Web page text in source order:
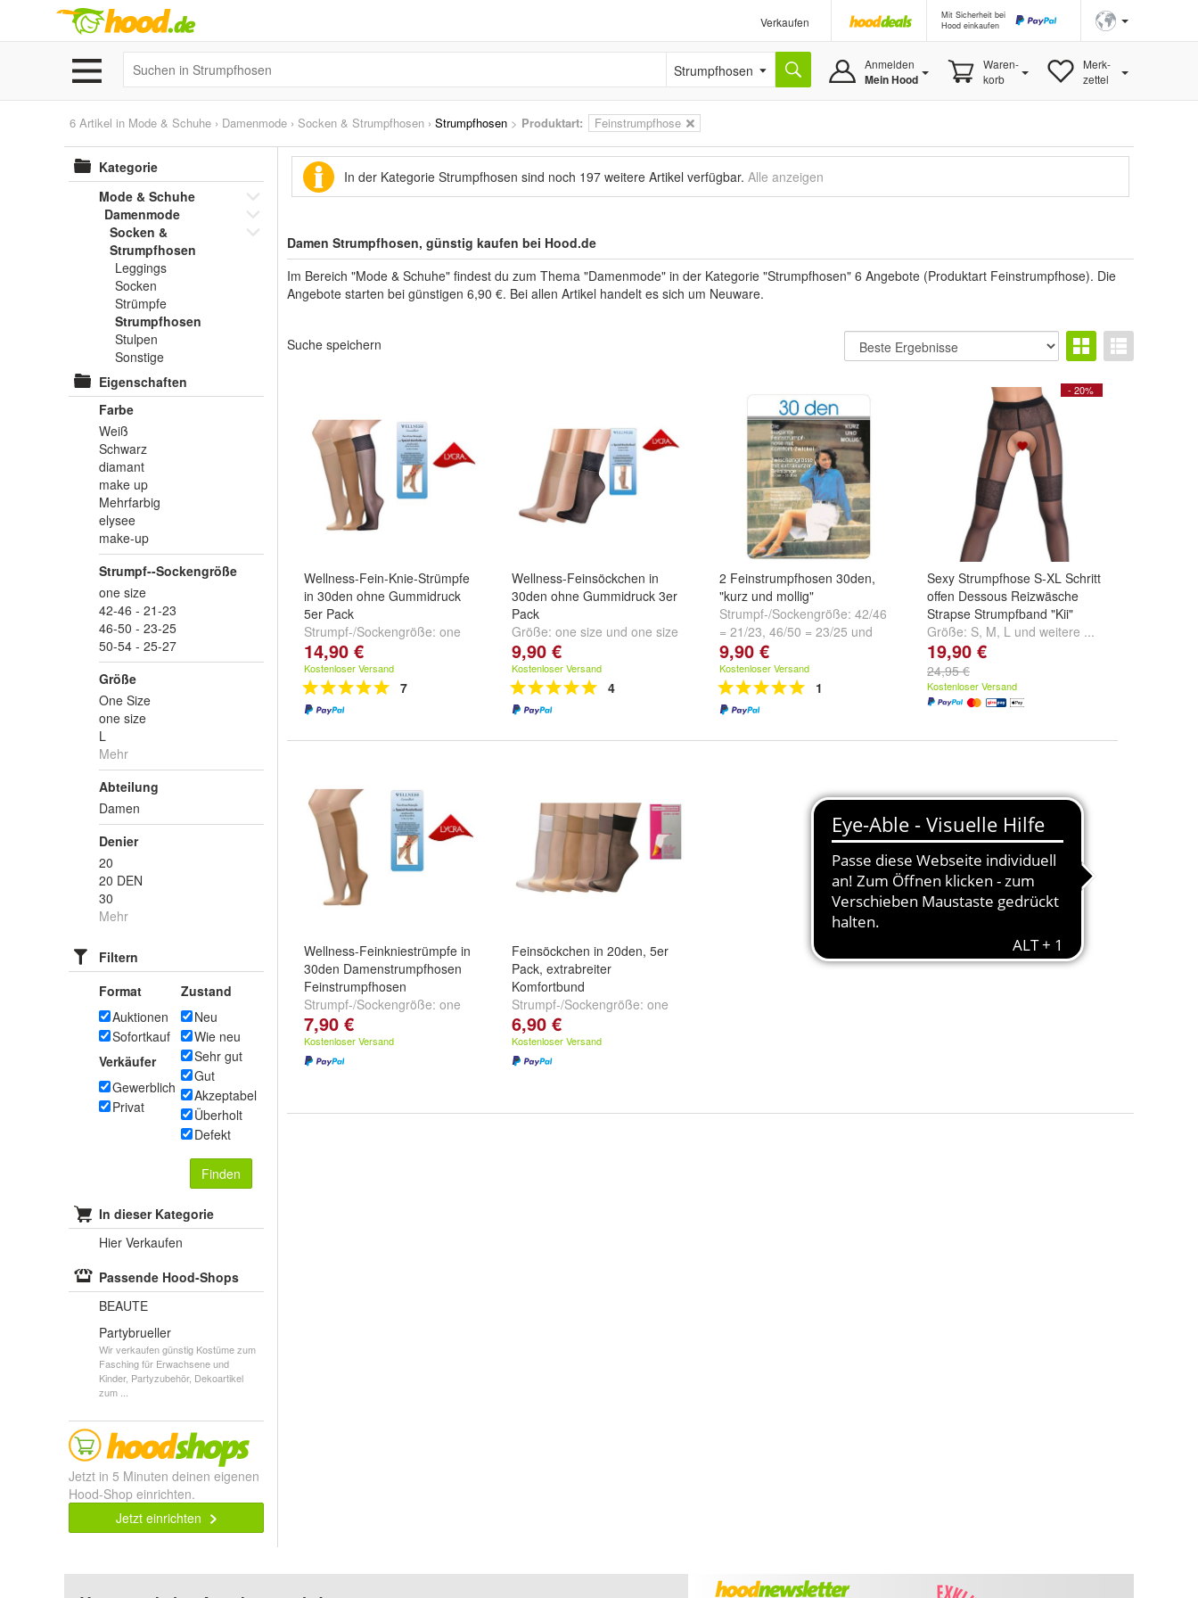
Verkaufen
Mit Sicherheit bei
Hood einkaufen
Strumpfhosen Anmelden
Mein Hood
Waren-
korb
Merk-
zettel
6 Artikel in Mode & Schuhe › Damenmode › Socken & Strumpfhosen › Strumpfhosen > Produktart: Feinstrumpfhose
Kategorie
Mode & Schuhe
Damenmode
Socken &
Strumpfhosen
Leggings
Socken
Strümpfe
Strumpfhosen
Stulpen
Sonstige
Eigenschaften
Farbe
Weiß
Schwarz
diamant
make up
Mehrfarbig
elysee
make-up
Strumpf--Sockengröße
one size
42-46 - 21-23
46-50 - 23-25
50-54 - 25-27
Größe
One Size
one size
L
Mehr
Abteilung
Damen
Denier
20
20 DEN
30
Mehr
Filtern
Format
Auktionen
Sofortkauf
Verkäufer
Gewerblich
Privat
Zustand
Neu
Wie neu
Sehr gut
Gut
Akzeptabel
Überholt
Defekt
Finden
In dieser Kategorie
Hier Verkaufen
Passende Hood-Shops
BEAUTE
Partybrueller
Wir verkaufen günstig Kostüme zum
Fasching für Erwachsene und
Kinder, Partyzubehör, Dekoartikel
zum ...
Jetzt in 5 Minuten deinen eigenen
Hood-Shop einrichten.
Jetzt einrichten
In der Kategorie Strumpfhosen sind noch 197 weitere Artikel verfügbar. Alle anzeigen
Damen Strumpfhosen, günstig kaufen bei Hood.de
Im Bereich "Mode & Schuhe" findest du zum Thema "Damenmode" in der Kategorie "Strumpfhosen" 6 Angebote (Produktart Feinstrumpfhose). Die
Angebote starten bei günstigen 6,90 €. Bei allen Artikel handelt es sich um Neuware.
Suche speichern
Wellness-Fein-Knie-Strümpfe
in 30den ohne Gummidruck
5er Pack
Strumpf-/Sockengröße: one
size undone size
14,90 €
Kostenloser Versand
7
Wellness-Feinsöckchen in
30den ohne Gummidruck 3er
Pack
Größe: one size und one size
9,90 €
Kostenloser Versand
4
2 Feinstrumpfhosen 30den,
"kurz und mollig"
Strumpf-/Sockengröße: 42/46
= 21/23, 46/50 = 23/25 und
50/54 = 25/27
9,90 €
Kostenloser Versand
1
- 20%
Sexy Strumpfhose S-XL Schritt
offen Dessous Reizwäsche
Strapse Strumpfband "Kii"
Größe: S, M, L und weitere ...
19,90 €
24,95 €
Kostenloser Versand
Wellness-Feinkniestrümpfe in
30den Damenstrumpfhosen
Feinstrumpfhosen
Strumpf-/Sockengröße: one
size
7,90 €
Kostenloser Versand
Feinsöckchen in 20den, 5er
Pack, extrabreiter
Komfortbund
Strumpf-/Sockengröße: one
size
6,90 €
Kostenloser Versand